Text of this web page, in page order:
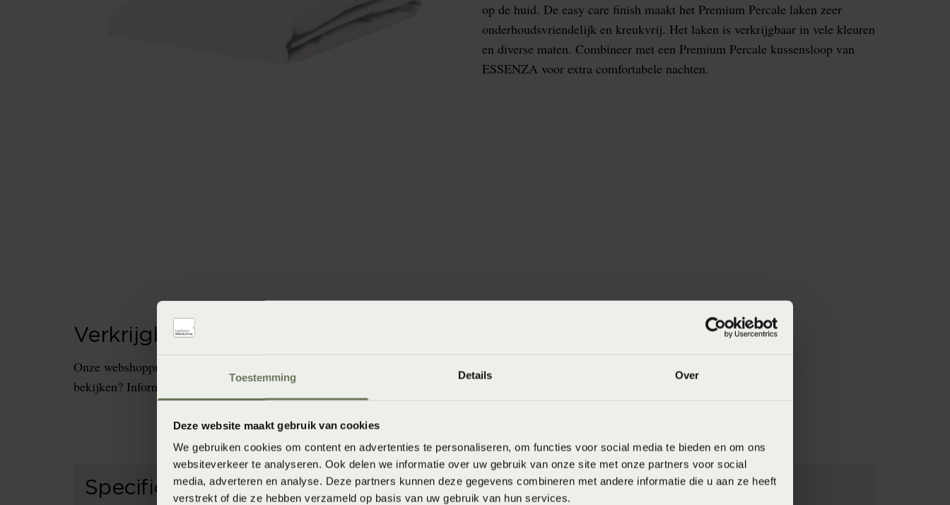
Toestemming Details Over
Deze website maakt gebruik van cookies
We gebruiken cookies om content en advertenties te personaliseren, om functies voor social media te bieden en om ons
websiteverkeer te analyseren. Ook delen we informatie over uw gebruik van onze site met onze partners voor social
media, adverteren en analyse. Deze partners kunnen deze gegevens combineren met andere informatie die u aan ze heeft
verstrekt of die ze hebben verzameld op basis van uw gebruik van hun services.
op de huid. De easy care finish maakt het Premium Percale laken zeer
onderhoudsvriendelijk en kreukvrij. Het laken is verkrijgbaar in vele kleuren
en diverse maten. Combineer met een Premium Percale kussensloop van
ESSENZA voor extra comfortabele nachten.
Verkrijgbaarheid in de winkels
Onze webshopproducten zijn niet altijd verkrijgbaar in de winkel. Wil je het product in de winkel
bekijken? Informeer dan eerst naar de beschikbaarheid.
Specificaties